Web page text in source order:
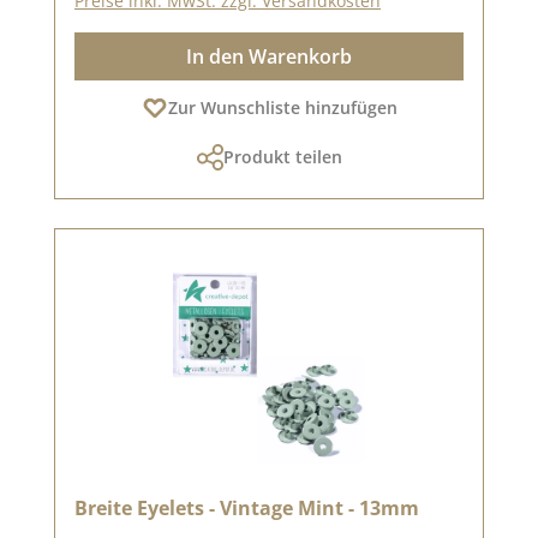
In den Warenkorb
Zur Wunschliste hinzufügen
Produkt teilen
Breite Eyelets - Vintage Mint - 13mm